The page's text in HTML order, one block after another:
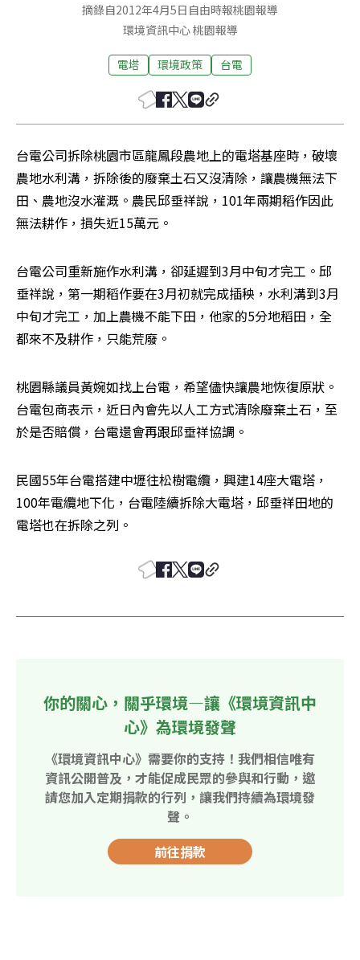
摘錄自2012年4月5日自由時報桃園報導
環境資訊中心桃園報導
電塔 環境政策 台電
台電公司拆除桃園市區龍鳳段農地上的電塔基座時，破壞
農地水利溝，拆除後的廢棄土石又沒清除，讓農機無法下
田、農地沒水灌溉。農民邱垂祥說，101年兩期稻作因此
無法耕作，損失近15萬元。
台電公司重新施作水利溝，卻延遲到3月中旬才完工。邱
垂祥說，第一期稻作要在3月初就完成插秧，水利溝到3月
中旬才完工，加上農機不能下田，他家的5分地稻田，全
都來不及耕作，只能荒廢。
桃園縣議員黃婉如找上台電，希望儘快讓農地恢復原狀。
台電包商表示，近日內會先以人工方式清除廢棄土石，至
於是否賠償，台電還會再跟邱垂祥協調。
民國55年台電搭建中壢往松樹電纜，興建14座大電塔，
100年電纜地下化，台電陸續拆除大電塔，邱垂祥田地的
電塔也在拆除之列。
你的關心，關乎環境—讓《環境資訊中
心》為環境發聲
《環境資訊中心》需要你的支持！我們相信唯有
資訊公開普及，才能促成民眾的參與和行動，邀
請您加入定期捐款的行列，讓我們持續為環境發
聲。
前往捐款